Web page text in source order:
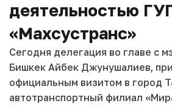
деятельностью
«Махсустранс»
Сегодня делегация во главе с
Бишкек Айбек Джунушалиев,
официальным визитом в город
автотранспортный филиал